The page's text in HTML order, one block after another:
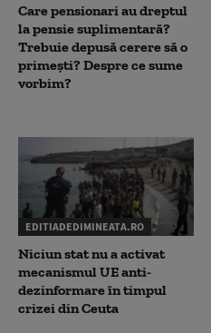
Care pensionari au dreptul
la pensie suplimentară?
Trebuie depusă cerere să o
primești? Despre ce sume
vorbim?
EDITIADEDIMINEATA.RO
Niciun stat nu a activat
mecanismul UE anti-
dezinformare în timpul
crizei din Ceuta